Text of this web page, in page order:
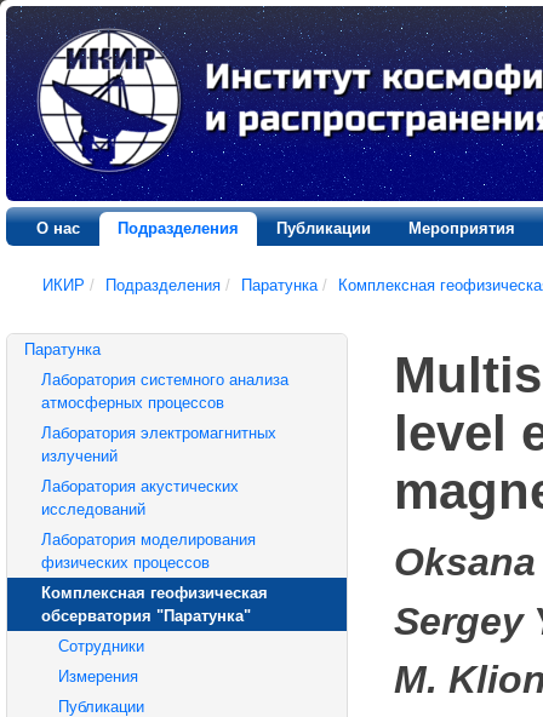
О нас Подразделения Публикации Мероприятия
ИКИР / Подразделения / Паратунка / Комплексная
Паратунка
Лаборатория системного анализа
атмосферных процессов
Лаборатория электромагнитных
излучений
Лаборатория акустических
исследований
Лаборатория моделирования
физических процессов
Комплексная геофизическая
обсерватория "Паратунка"
Сотрудники
Измерения
Публикации
level
Sergey
M.